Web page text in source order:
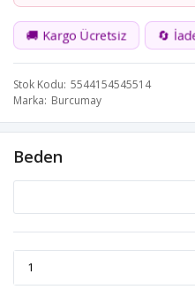
🚚 Kargo Ücretsiz 🔄
Stok Kodu 5544154545514
Marka Burcumay
Beden